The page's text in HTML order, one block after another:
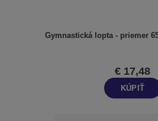
Gymnastická lopta - priemer
€ 17,48
KÚPIŤ